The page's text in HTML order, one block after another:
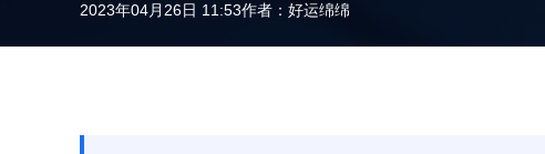
2023年04月26日 11:53作者： 好运绵绵